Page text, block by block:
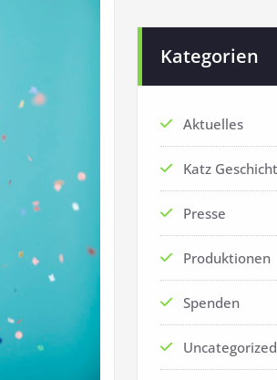
Kategorien
Aktuelles
Katz
Presse
Produktionen
Spenden
Uncategorized